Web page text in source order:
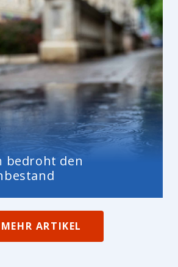
bedroht den
MEHR ARTIKEL